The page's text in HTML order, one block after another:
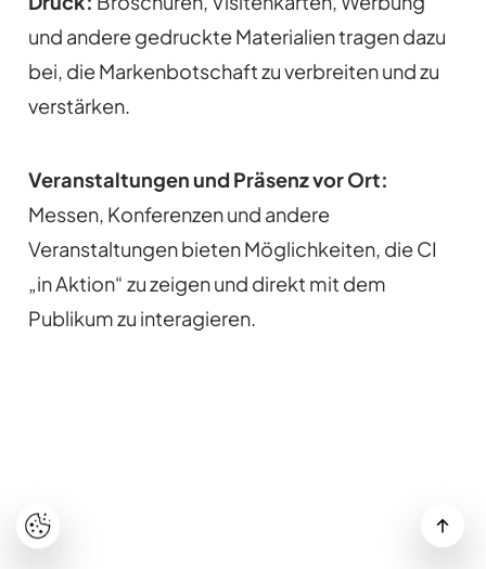
und andere gedruckte Materialien tragen dazu
bei, die Markenbotschaft zu verbreiten und zu
verstärken.
Veranstaltungen und Präsenz vor Ort:
Messen, Konferenzen und andere
Veranstaltungen bieten Möglichkeiten, die CI
„in Aktion“ zu zeigen und direkt mit dem
Publikum zu interagieren.